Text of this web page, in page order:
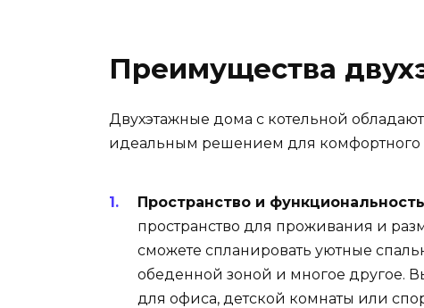
Преимущества
Двухэтажные дома с котельной
идеальным решением для комфортного
Пространство и
пространство для проживания и
сможете спланировать уютные
обеденной зоной и многое другое.
для офиса, детской комнаты или